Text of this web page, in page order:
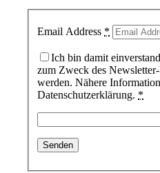
Email Address *
Ich bin damit
zum Zweck des
werden. Nähere
Datenschutzerklärung. *